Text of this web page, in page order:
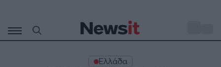
περιεχόμενο
Ελλάδα